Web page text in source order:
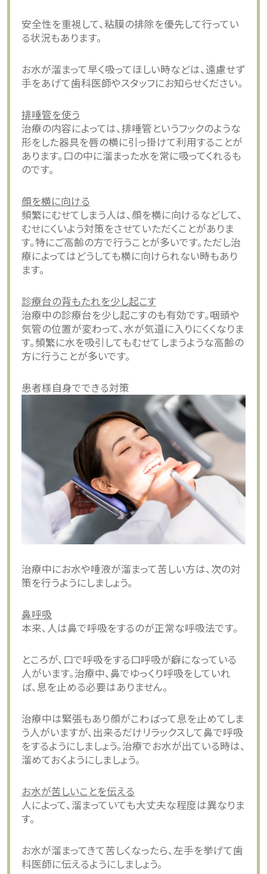
安全性を重視して、粘膜の排除を優先して行ってい
る状況もあります。
お水が溜まって早く吸ってほしい時などは、遠慮せず
手をあげて歯科医師やスタッフにお知らせください。
排唾管を使う
治療の内容によっては、排唾管というフックのような
形をした器具を唇の横に引っ掛けて利用することが
あります。口の中に溜まった水を常に吸ってくれるも
のです。
顔を横に向ける
頻繁にむせてしまう人は、顔を横に向けるなどして、
むせにくいよう対策をさせていただくことがありま
す。特にご高齢の方で行うことが多いです。ただし治
療によってはどうしても横に向けられない時もあり
ます。
診療台の背もたれを少し起こす
治療中の診療台を少し起こすのも有効です。咽頭や
気管の位置が変わって、水が気道に入りにくくなりま
す。頻繁に水を吸引してもむせてしまうような高齢の
方に行うことが多いです。
患者様自身でできる対策
治療中にお水や唾液が溜まって苦しい方は、次の対
策を行うようにしましょう。
鼻呼吸
本来、人は鼻で呼吸をするのが正常な呼吸法です。
ところが、口で呼吸をする口呼吸が癖になっている
人がいます。治療中、鼻でゆっくり呼吸をしていれ
ば、息を止める必要はありません。
治療中は緊張もあり顔がこわばって息を止めてしま
う人がいますが、出来るだけリラックスして鼻で呼吸
をするようにしましょう。治療でお水が出ている時は、
溜めておくようにしましょう。
お水が苦しいことを伝える
人によって、溜まっていても大丈夫な程度は異なりま
す。
お水が溜まってきて苦しくなったら、左手を挙げて歯
科医師に伝えるようにしましょう。